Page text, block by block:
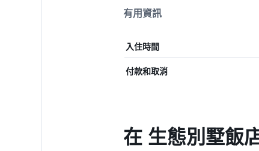
有用資訊
入住時間
付款和取消
在 生態別墅飯